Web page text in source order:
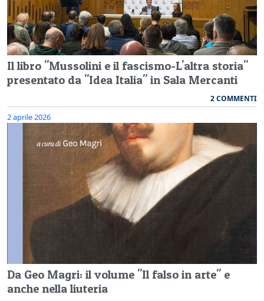
Il libro "Mussolini e il fascismo-L'altra storia"
presentato da "Idea Italia" in Sala Mercanti
2 COMMENTI
2 aprile 2026
Da Geo Magri: il volume "Il falso in arte" e
anche nella liuteria